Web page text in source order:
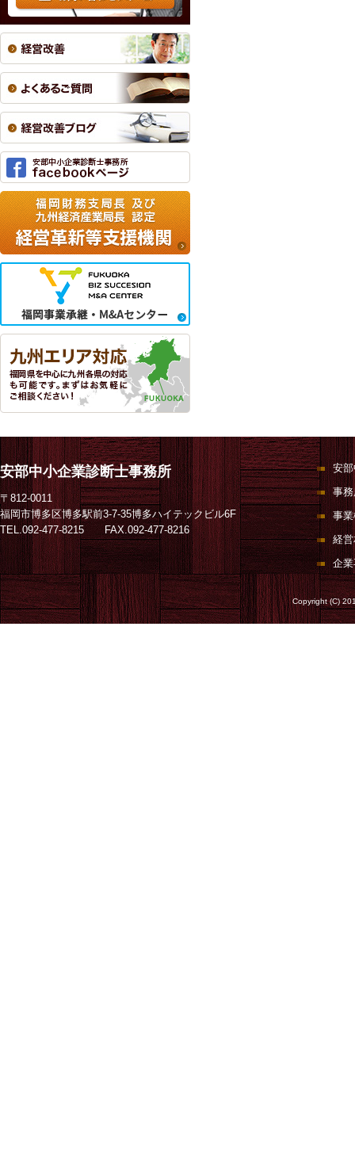
安部中小企業診断士事務所
〒812-0011
福岡市博多区博多駅前3-7-35博多ハイテックビル6F
TEL.092-477-8215 FAX.092-477-8216
安
事
事
経
企
Copyright (C)